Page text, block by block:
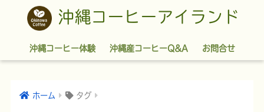
沖縄コーヒーアイランド
沖縄コーヒー体験 沖縄産コーヒーQ&A お問合せ
ホーム タグ